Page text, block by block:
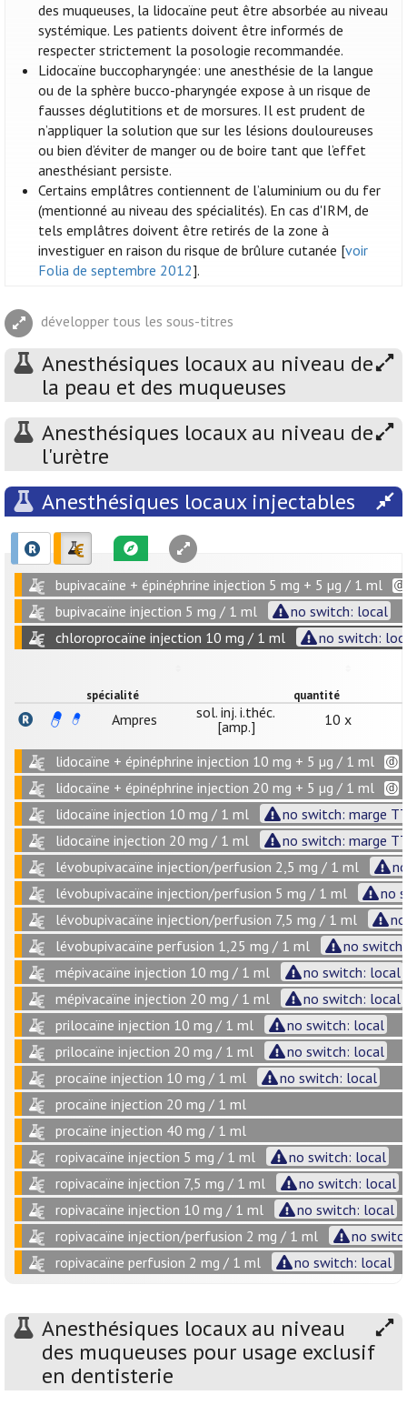
des muqueuses, la lidocaïne peut être absorbée au niveau
systémique. Les patients doivent être informés de
respecter strictement la posologie recommandée.
Lidocaïne buccopharyngée: une anesthésie de la langue
ou de la sphère bucco-pharyngée expose à un risque de
fausses déglutitions et de morsures. Il est prudent de
n’appliquer la solution que sur les lésions douloureuses
ou bien d’éviter de manger ou de boire tant que l’effet
anesthésiant persiste.
Certains emplâtres contiennent de l’aluminium ou du fer
(mentionné au niveau des spécialités). En cas d'IRM, de
tels emplâtres doivent être retirés de la zone à
investiguer en raison du risque de brûlure cutanée [voir
Folia de septembre 2012].
développer tous les sous-titres
Anesthésiques locaux au niveau de
la peau et des muqueuses
Anesthésiques locaux au niveau de
l'urètre
Anesthésiques locaux injectables
bupivacaïne + épinéphrine injection 5 mg + 5 µg / 1 ml
bupivacaïne injection 5 mg / 1 ml
no switch: local
chloroprocaïne injection 10 mg / 1 ml
no switch:
spécialité quantité
Ampres
sol. inj. i.théc.
[amp.]
10 x
lidocaïne + épinéphrine injection 10 mg + 5 µg / 1 ml
lidocaïne + épinéphrine injection 20 mg + 5 µg / 1 ml
lidocaïne injection 10 mg / 1 ml
no switch: marge
lidocaïne injection 20 mg / 1 ml
no switch: marge
lévobupivacaïne injection/perfusion 2,5 mg / 1 ml
lévobupivacaïne injection/perfusion 5 mg / 1 ml
no
lévobupivacaïne injection/perfusion 7,5 mg / 1 ml
lévobupivacaïne perfusion 1,25 mg / 1 ml
no
mépivacaïne injection 10 mg / 1 ml
no switch: local
mépivacaïne injection 20 mg / 1 ml
no switch: local
prilocaïne injection 10 mg / 1 ml
no switch: local
prilocaïne injection 20 mg / 1 ml
no switch: local
procaïne injection 10 mg / 1 ml
no switch: local
procaïne injection 20 mg / 1 ml
procaïne injection 40 mg / 1 ml
ropivacaïne injection 5 mg / 1 ml
no switch: local
ropivacaïne injection 7,5 mg / 1 ml
no switch: local
ropivacaïne injection 10 mg / 1 ml
no switch: local
ropivacaïne injection/perfusion 2 mg / 1 ml
no
ropivacaïne perfusion 2 mg / 1 ml
no switch: local
Anesthésiques locaux au niveau
des muqueuses pour usage exclusif
en dentisterie